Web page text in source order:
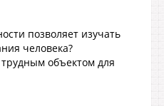
позволяет изучать
человека?
объектом для